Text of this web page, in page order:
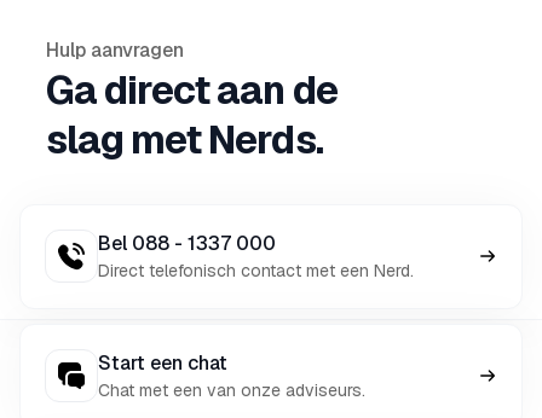
Hulp aanvragen
Ga direct aan de
slag met Nerds.
Bel 088 - 1337 000
Direct telefonisch contact met een Nerd.
Start een chat
Chat met een van onze adviseurs.